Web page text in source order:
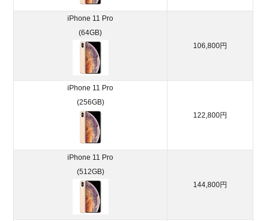
iPhone 11 Pro
(64GB)
106,800円
iPhone 11 Pro
(256GB)
122,800円
iPhone 11 Pro
(512GB)
144,800円